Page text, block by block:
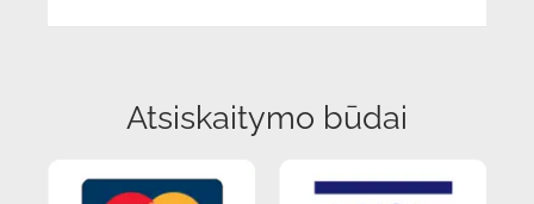
Atsiskaitymo būdai